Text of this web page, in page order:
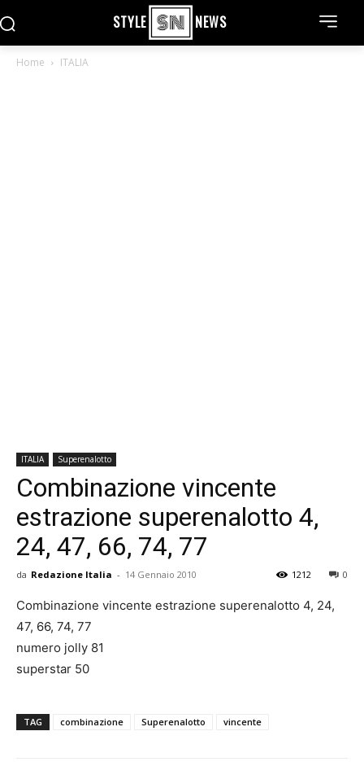
STYLE NEWS
Home ITALIA
ITALIA Superenalotto
Combinazione vincente
estrazione superenalotto 4,
24, 47, 66, 74, 77
da Redazione Italia - 14 Gennaio 2010 0
1212
Combinazione vincente estrazione superenalotto 4, 24,
47, 66, 74, 77
numero jolly 81
superstar 50
TAG combinazione Superenalotto vincente